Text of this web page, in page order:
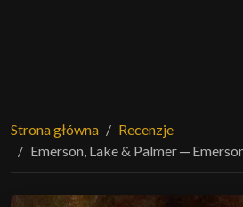
Strona główna
Recenzje
Emerson, Lake & Palmer ─